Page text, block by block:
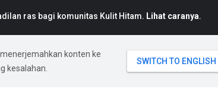
ras bagi komunitas Kulit Hitam. Lihat caranya.
konten ke
kesalahan.